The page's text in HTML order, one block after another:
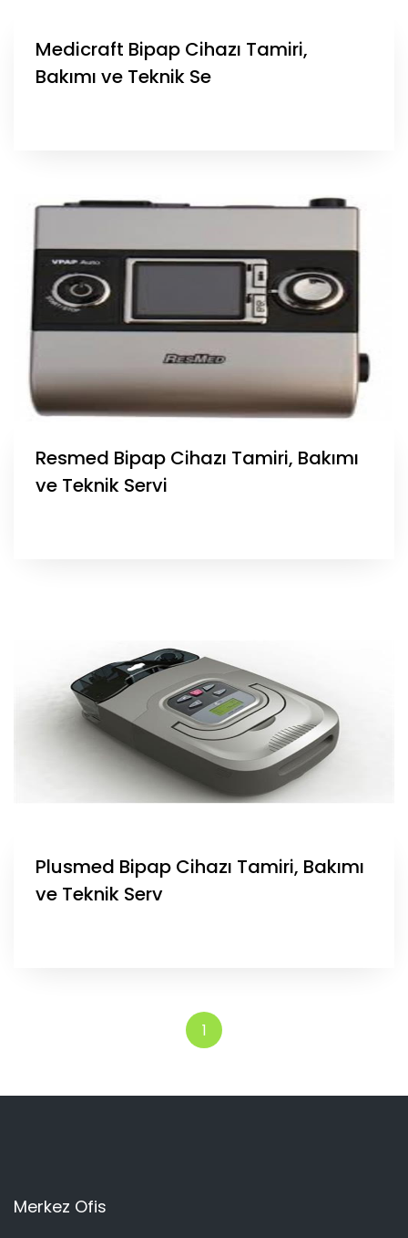
Medicraft Bipap Cihazı Tamiri,
Bakımı ve Teknik Se
Resmed Bipap Cihazı Tamiri, Bakımı
ve Teknik Servi
Plusmed Bipap Cihazı Tamiri, Bakımı
ve Teknik Serv
1
Merkez Ofis